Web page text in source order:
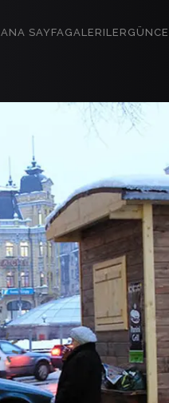
ANA SAYFA GALERILER GÜNCE